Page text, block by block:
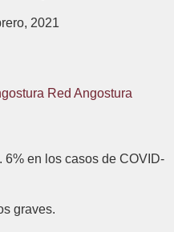
2021
Red Angostura
6% en los casos de COVID-
graves.